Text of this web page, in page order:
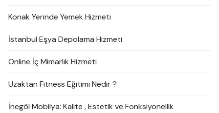
Konak Yerinde Yemek Hizmeti
İstanbul Eşya Depolama Hizmeti
Online İç Mimarlık Hizmeti
Uzaktan Fitness Eğitimi Nedir ?
İnegöl Mobilya: Kalite , Estetik ve Fonksiyonellik